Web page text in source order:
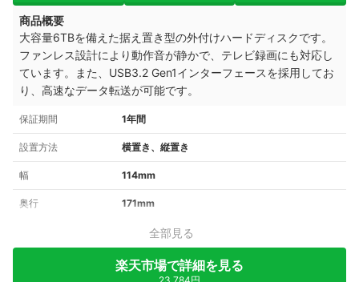
商品概要
大容量6TBを備えた据え置き型の外付けハードディスクです。
ファンレス設計により動作音が静かで、テレビ録画にも対応し
ています。また、USB3.2 Gen1インターフェースを採用してお
り、高速なデータ転送が可能です。
保証期間 1年間
設置方法 横置き、縦置き
幅 114mm
奥行 171mm
全部見る
楽天市場で詳細を見る